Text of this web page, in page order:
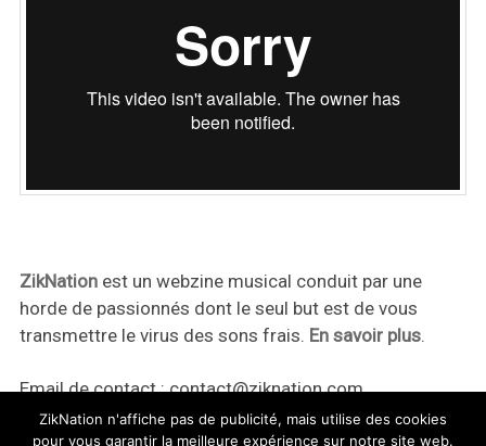
ZikNationest un webzine musical conduit par une
horde de passionnés dont le seul but est de vous
transmettre le virus des sons frais. En savoir plus.
Email de contact :contact@ziknation.com
ZikNation n'affiche pas de publicité, mais utilise des cookies
pour vous garantir la meilleure expérience sur notre site web.